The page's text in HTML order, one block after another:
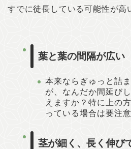
すでに徒長している可能性が高
葉と葉の間隔が広い
本来ならぎゅっと詰
が、なんだか間延び
えますか？特に上の
っている場合は要注意
茎が細く、長く伸び